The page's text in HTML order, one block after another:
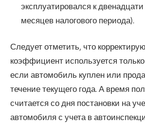
эксплуатировался к
месяцев налогового периода).
Следует отметить, что
коэффициент используется
если автомобиль куплен или
течение текущего года. А время
считается со дня постановки на
автомобиля с учета в